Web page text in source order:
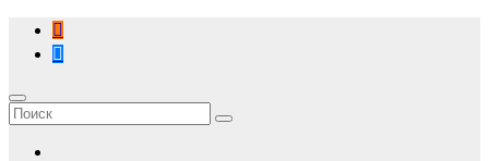
Перейти
содержимому